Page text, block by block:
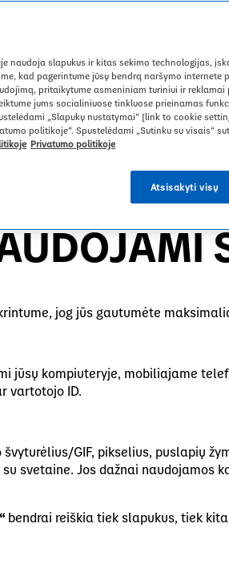
„mes“, „mūsų“ ar „mes“, turime
priimti pagrįstą
ir panašias technologijas
su mumis per mūsųkontaktų puslapį
jog jūs gautumėte
jūsų kompiuteryje, mobiliajame
vartotojo ID.
GIF, pikselius, puslapių
svetaine. Jos dažnai
bendrai reiškia tiek slapukus, tiek
naudoja slapukus ir kitas sekimo technologijas,
kad pagerintume jūsų bendrą naršymo internete
pritaikytume asmeniniam turiniui ir reklamai
jums socialiniuose tinkluose prieinamas
„Slapukų nustatymai“ [link to cookie
politikoje“. Spustelėdami „Sutinku su visais“
Privatumo politikoje
Atsisakyti visų